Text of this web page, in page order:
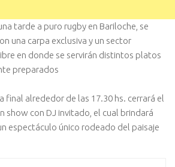
tarde a puro rugby en Bariloche, se
una carpa exclusiva y un sector
en donde se servirán distintos platos
preparados
final alrededor de las 17.30 hs. cerrará el
show con DJ invitado, el cual brindará
espectáculo único rodeado del paisaje